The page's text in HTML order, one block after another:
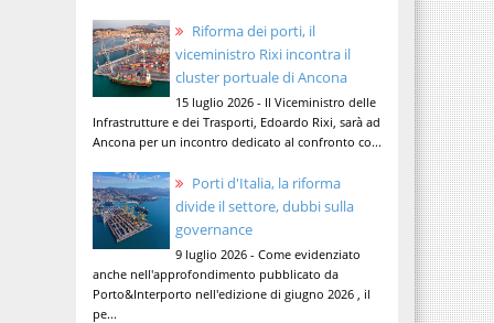
Riforma dei porti, il
viceministro Rixi incontra il
cluster portuale di Ancona
15 luglio 2026 - Il Viceministro delle
Infrastrutture e dei Trasporti, Edoardo Rixi, sarà ad
Ancona per un incontro dedicato al confronto co...
Porti d'Italia, la riforma
divide il settore, dubbi sulla
governance
9 luglio 2026 - Come evidenziato
anche nell'approfondimento pubblicato da
Porto&Interporto nell'edizione di giugno 2026 , il
pe...